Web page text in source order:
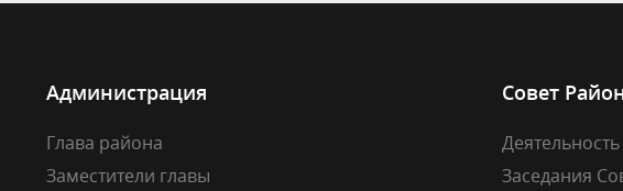
Администрация
Глава района
Заместители главы
Совет
Заседания